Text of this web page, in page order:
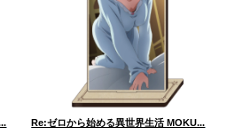
Re:ゼロから始める異世界生活 MOKU...